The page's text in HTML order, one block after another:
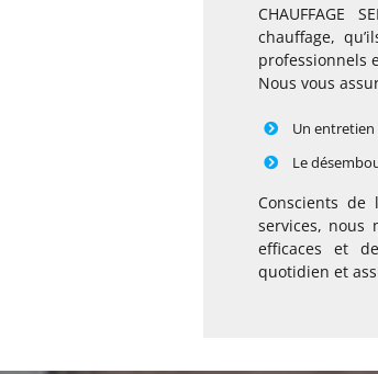
CHAUFFAGE
chauffage,
professionnels
Nous vous
Un
Le
Conscients
services,
efficaces et
quotidien et